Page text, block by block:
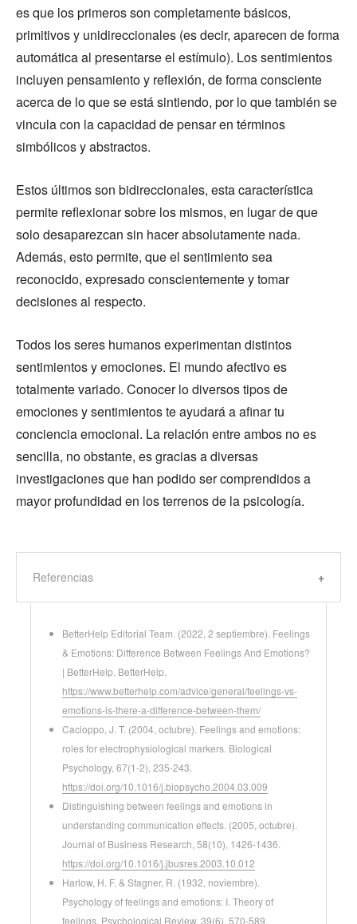
es que los primeros son completamente básicos,
primitivos y unidireccionales (es decir, aparecen de forma
automática al presentarse el estímulo). Los sentimientos
incluyen pensamiento y reflexión, de forma consciente
acerca de lo que se está sintiendo, por lo que también se
vincula con la capacidad de pensar en términos
simbólicos y abstractos.
Estos últimos son bidireccionales, esta característica
permite reflexionar sobre los mismos, en lugar de que
solo desaparezcan sin hacer absolutamente nada.
Además, esto permite, que el sentimiento sea
reconocido, expresado conscientemente y tomar
decisiones al respecto.
Todos los seres humanos experimentan distintos
sentimientos y emociones. El mundo afectivo es
totalmente variado. Conocer lo diversos tipos de
emociones y sentimientos te ayudará a afinar tu
conciencia emocional. La relación entre ambos no es
sencilla, no obstante, es gracias a diversas
investigaciones que han podido ser comprendidos a
mayor profundidad en los terrenos de la psicología.
Referencias
BetterHelp Editorial Team. (2022, 2 septiembre). Feelings
& Emotions: Difference Between Feelings And Emotions?
| BetterHelp. BetterHelp.
https://www.betterhelp.com/advice/general/feelings-vs-
emotions-is-there-a-difference-between-them/
Cacioppo, J. T. (2004, octubre). Feelings and emotions:
roles for electrophysiological markers. Biological
Psychology, 67(1-2), 235-243.
https://doi.org/10.1016/j.biopsycho.2004.03.009
Distinguishing between feelings and emotions in
understanding communication effects. (2005, octubre).
Journal of Business Research, 58(10), 1426-1436.
https://doi.org/10.1016/j.jbusres.2003.10.012
Harlow, H. F. & Stagner, R. (1932, noviembre).
Psychology of feelings and emotions: I. Theory of
feelings. Psychological Review, 39(6), 570-589.